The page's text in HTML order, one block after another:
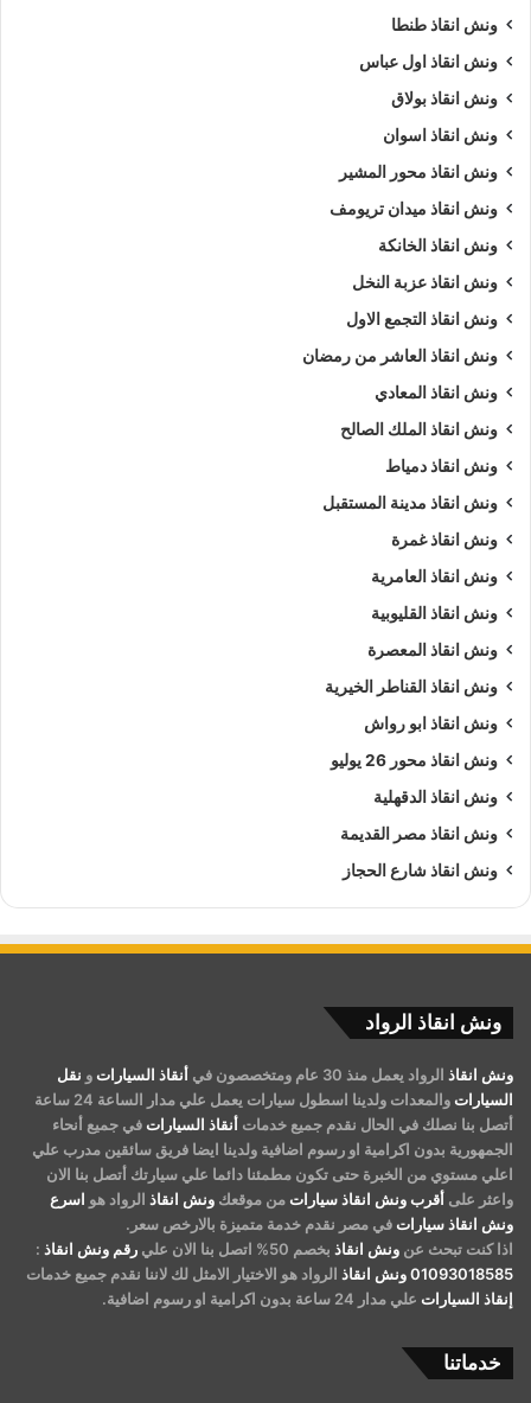
ونش انقاذ طنطا
ونش انقاذ اول عباس
ونش انقاذ بولاق
ونش انقاذ اسوان
ونش انقاذ محور المشير
ونش انقاذ ميدان تريومف
ونش انقاذ الخانكة
ونش انقاذ عزبة النخل
ونش انقاذ التجمع الاول
ونش انقاذ العاشر من رمضان
ونش انقاذ المعادي
ونش انقاذ الملك الصالح
ونش انقاذ دمياط
ونش انقاذ مدينة المستقبل
ونش انقاذ غمرة
ونش انقاذ العامرية
ونش انقاذ القليوبية
ونش انقاذ المعصرة
ونش انقاذ القناطر الخيرية
ونش انقاذ ابو رواش
ونش انقاذ محور 26 يوليو
ونش انقاذ الدقهلية
ونش انقاذ مصر القديمة
ونش انقاذ شارع الحجاز
ونش انقاذ الرواد
ونش انقاذ الرواد يعمل منذ 30 عام ومتخصصون في أنقاذ السيارات و نقل
السيارات
والمعدات ولدينا اسطول سيارات يعمل علي مدار الساعة 24 ساعة
أتصل بنا نصلك في الحال نقدم جميع خدمات أنقاذ السيارات في جميع أنحاء
الجمهورية بدون اكرامية او رسوم اضافية ولدينا ايضا فريق سائقين مدرب علي
اعلي مستوي من الخبرة حتى تكون مطمئنا دائما علي سيارتك أتصل بنا الان
واعثر على أقرب ونش انقاذ سيارات من موقعك ونش انقاذ الرواد هو اسرع
ونش انقاذ سيارات في مصر نقدم خدمة متميزة بالارخص سعر.
اذا كنت تبحث عن ونش انقاذ بخصم 50% اتصل بنا الان علي رقم ونش انقاذ :
01093018585ونش انقاذ الرواد هو الاختيار الامثل لك لاننا نقدم جميع خدمات
إنقاذ السيارات علي مدار 24 ساعة بدون اكرامية او رسوم اضافية.
خدماتنا